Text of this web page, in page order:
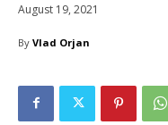
August 19, 2021
By Vlad Orjan